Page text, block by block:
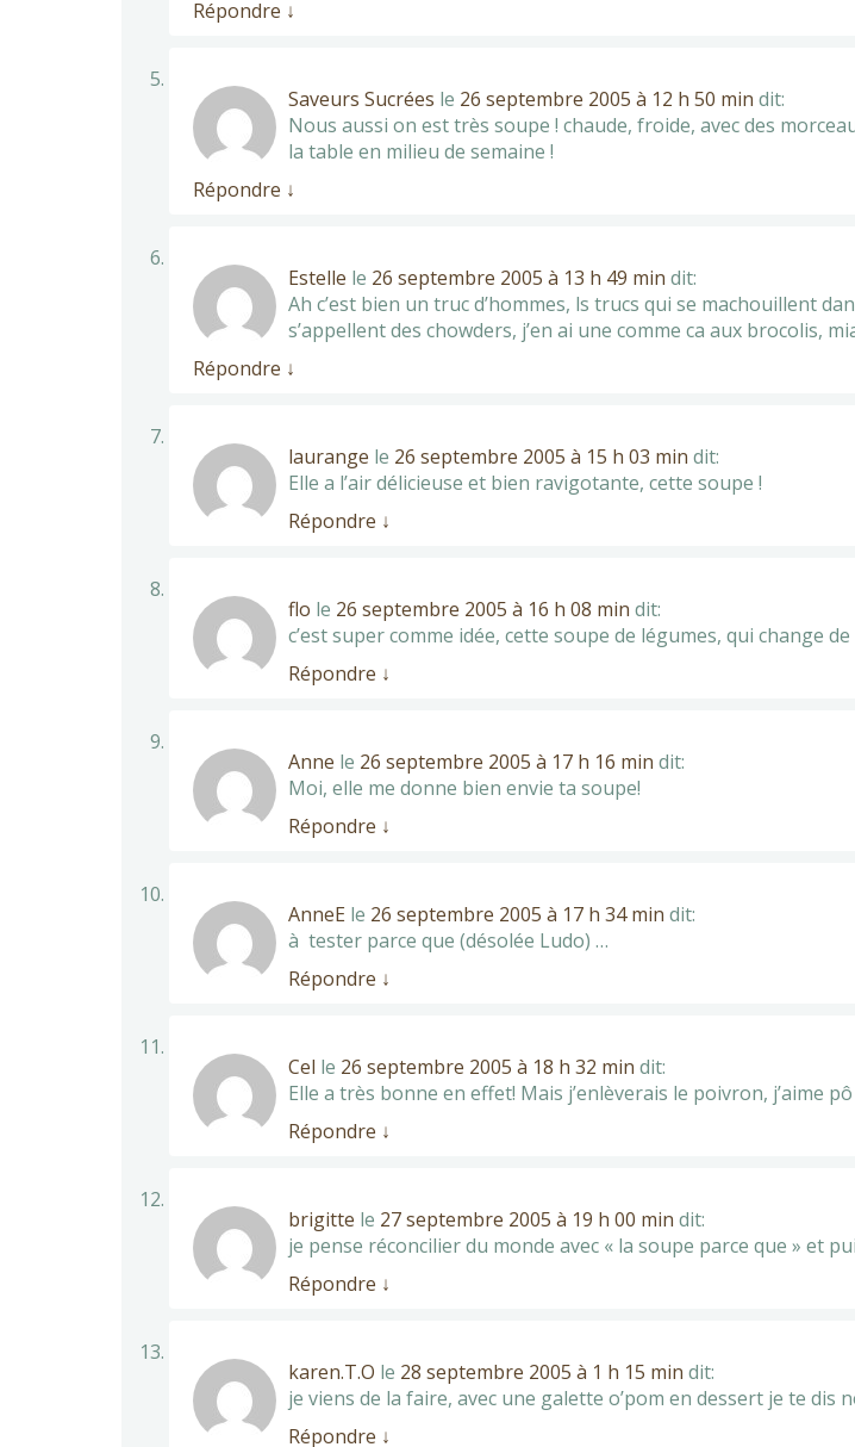
Répondre ↓
Saveurs Sucrées le 26 septembre 2005 à 12 h 50 min dit:
Nous aussi on est très soupe ! chaude, froide, avec des
la table en milieu de semaine !
Répondre ↓
Estelle le 26 septembre 2005 à 13 h 49 min dit:
Ah c’est bien un truc d’hommes, ls trucs qui se machouillent
s’appellent des chowders, j’en ai une comme ca aux brocolis,
Répondre ↓
laurange le 26 septembre 2005 à 15 h 03 min dit:
Elle a l’air délicieuse et bien ravigotante, cette soupe !
Répondre ↓
flo le 26 septembre 2005 à 16 h 08 min dit:
c’est super comme idée, cette soupe de légumes, qui change
Répondre ↓
Anne le 26 septembre 2005 à 17 h 16 min dit:
Moi, elle me donne bien envie ta soupe!
Répondre ↓
AnneE le 26 septembre 2005 à 17 h 34 min dit:
à tester parce que (désolée Ludo) …
Répondre ↓
Cel le 26 septembre 2005 à 18 h 32 min dit:
Elle a très bonne en effet! Mais j’enlèverais le poivron, j’aime pô
Répondre ↓
brigitte le 27 septembre 2005 à 19 h 00 min dit:
je pense réconcilier du monde avec « la soupe parce que » et
Répondre ↓
karen.T.O le 28 septembre 2005 à 1 h 15 min dit:
je viens de la faire, avec une galette o’pom en dessert je te dis
Répondre ↓